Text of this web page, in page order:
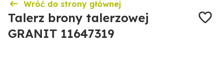
Wróć do strony głównej
Talerz brony talerzowej
GRANIT 11647319